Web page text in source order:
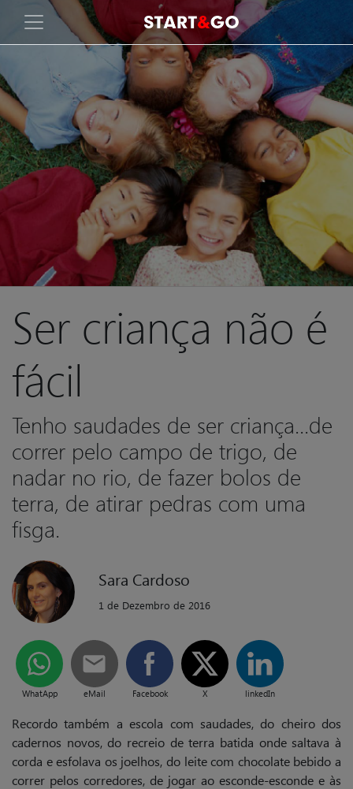
Ser criança não é
fácil
Tenho saudades de ser criança...de
correr pelo campo de trigo, de
nadar no rio, de fazer bolos de
terra, de atirar pedras com uma
fisga.
Sara Cardoso
1 de Dezembro de 2016
WhatApp eMail Facebook X linkedIn
Recordo também a escola com saudades, do cheiro dos
cadernos novos, do recreio de terra batida onde saltava à
corda e esfolava os joelhos, do leite com chocolate bebido a
correr pelos corredores, de jogar ao esconde-esconde e às